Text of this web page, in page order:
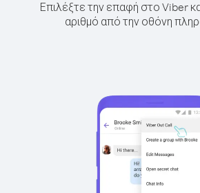
Επιλέξτε την επαφή στο Viber
αριθμό από την οθόνη